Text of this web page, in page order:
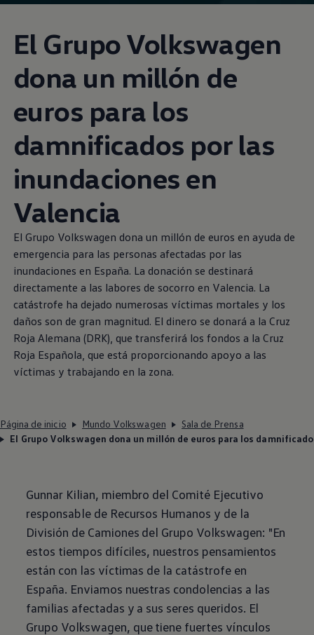
El GrupoVolkswagen
dona un millón de
euros para los
damnificados por las
inundaciones en
Valencia
El Grupo Volkswagen dona un millón de euros en ayuda de
emergencia para las personas afectadas por las
inundaciones en España. La donación se destinará
directamente a las labores de socorro en Valencia. La
catástrofe ha dejado numerosas víctimas mortales y los
daños son de gran magnitud. El dinero se donará a la Cruz
Roja Alemana (DRK), que transferirá los fondos a la Cruz
Roja Española, que está proporcionando apoyo a las
víctimas y trabajando en la zona.
Página de inicio Mundo Volkswagen
Sala de Prensa
El Grupo Volkswagen dona un millón de euros para los
Gunnar Kilian, miembro del Comité Ejecutivo
responsable de Recursos Humanos y de la
División de Camiones del Grupo Volkswagen: "En
estos tiempos difíciles, nuestros pensamientos
están con las víctimas de la catástrofe en
España. Enviamos nuestras condolencias a las
familias afectadas y a sus seres queridos. El
Grupo Volkswagen, que tiene fuertes vínculos